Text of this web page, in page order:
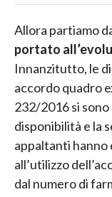
Allora partiamo
portato
Innanzitutto, le
accordo quadro
232/2016 si
disponibilità e la
appaltanti
all’utilizzo
dal numero di